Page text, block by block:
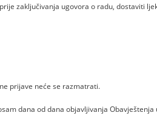
zaključivanja ugovora o radu, dostaviti
prijave neće se razmatrati.
dana od dana objavljivanja